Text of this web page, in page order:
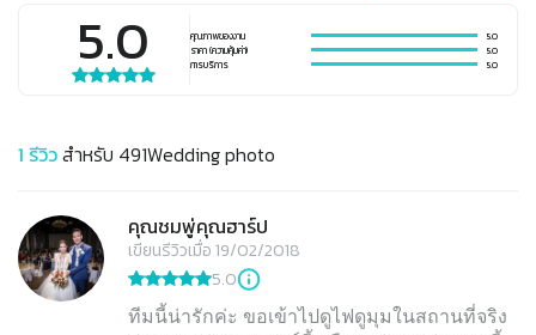
5.0 คุณภาพของงาน
5.0
ราคา (ความคุ้มค่า)
5.0
การบริการ
5.0
1 รีวิวสำหรับ 491Wedding photo
คุณชมพู่คุณฮาร์ป
เขียนรีวิวเมื่อ 19/02/2018
5.0
ทีมนี้น่ารักค่ะ ขอเข้าไปดูไฟดูมุมในสถานที่จริง